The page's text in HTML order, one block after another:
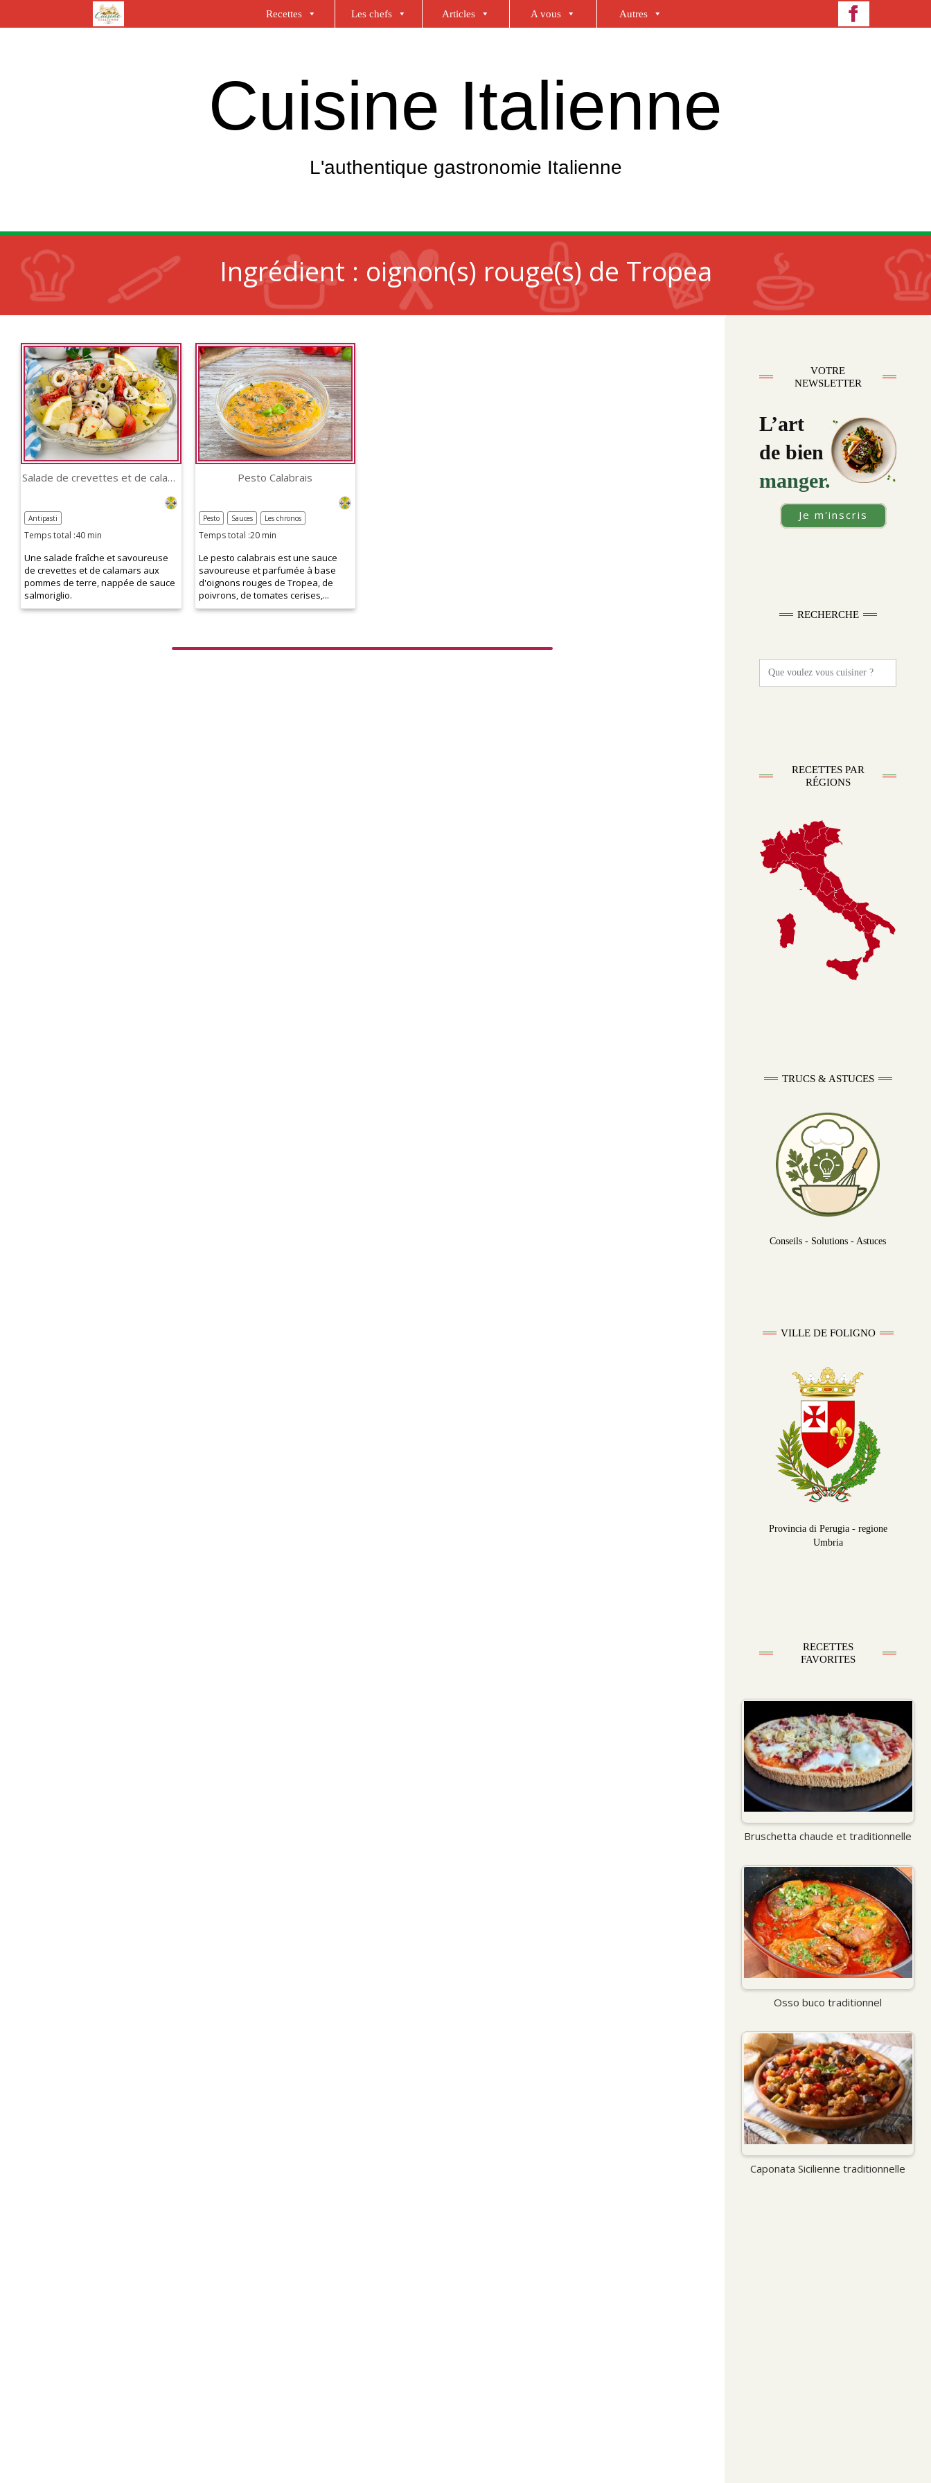
Recettes Les chefs Articles A vous Autres
Cuisine Italienne
L'authentique gastronomie Italienne
Ingrédient : oignon(s) rouge(s) de Tropea
Salade de crevettes et de calamars aux pommes de terre
Temps total :40 min
Antipasti
Une salade fraîche et savoureuse
de crevettes et de calamars aux
pommes de terre, nappée de sauce
salmoriglio.
Pesto Calabrais
Temps total :20 min
Pesto Sauces Les chronos
Le pesto calabrais est une sauce
savoureuse et parfumée à base
d'oignons rouges de Tropea, de
poivrons, de tomates cerises,...
VOTRE
NEWSLETTER
L’art
de bien
manger.
Je m'inscris
RECHERCHE
Search
for:
RECETTES PAR
RÉGIONS
TRUCS & ASTUCES
Conseils - Solutions - Astuces
VILLE DE FOLIGNO
Provincia di Perugia - regione
Umbria
RECETTES
FAVORITES
Bruschetta chaude et traditionnelle
Osso buco traditionnel
Caponata Sicilienne traditionnelle